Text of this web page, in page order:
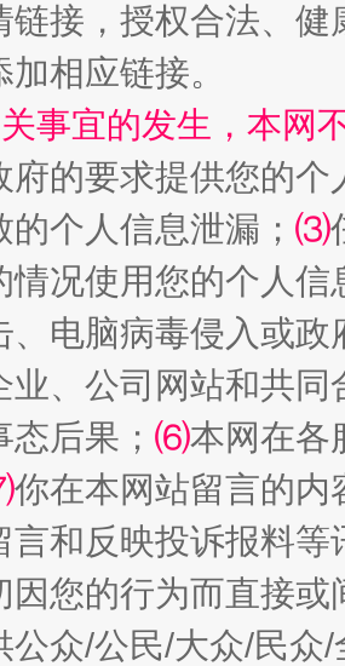
成刚被判无期 从幼
划来了！等你上场
链接，授权合法、
相应链接。
事宜的发生，本网
府的要求提供您的个
个人信息泄漏； ⑶
情况使用您的个人
、电脑病毒侵入或
业、公司网站和共
后果； ⑹本网在各
你在本网站留言的内
言和反映投诉报料
因您的行为而直接
公众/公民/大众/民